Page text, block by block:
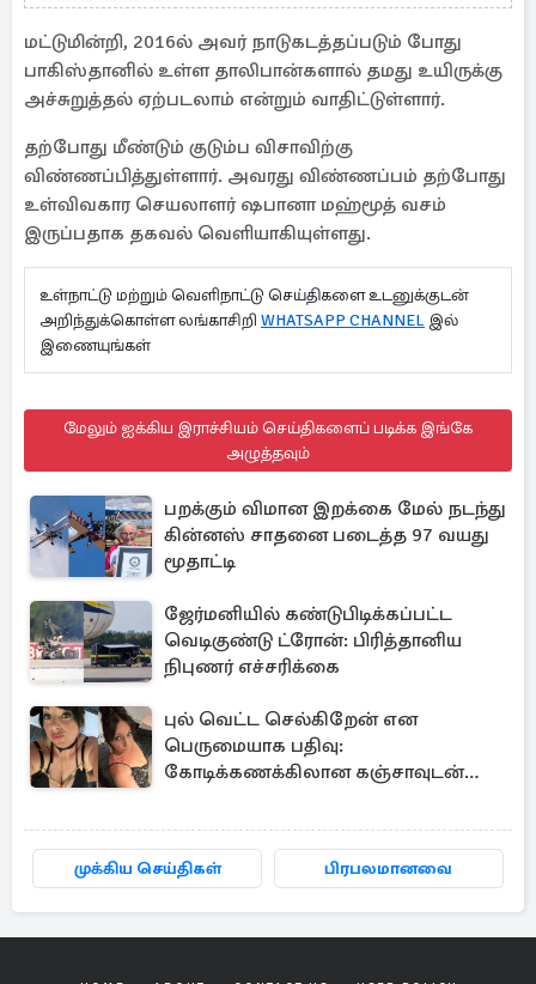
மட்டுமின்றி, 2016ல் அவர் நாடுகடத்தப்படும் போது
பாகிஸ்தானில் உள்ள தாலிபான்களால் தமது உயிருக்கு
அச்சுறுத்தல் ஏற்படலாம் என்றும் வாதிட்டுள்ளார்.
தற்போது மீண்டும் குடும்ப விசாவிற்கு
விண்ணப்பித்துள்ளார். அவரது விண்ணப்பம் தற்போது
உள்விவகார செயலாளர் ஷபானா மஹ்மூத் வசம்
இருப்பதாக தகவல் வெளியாகியுள்ளது.
உள்நாட்டு மற்றும் வெளிநாட்டு செய்திகளை உடனுக்குடன்
அறிந்துக்கொள்ள லங்காசிறி WHATSAPP CHANNEL இல்
இணையுங்கள்
மேலும் ஐக்கிய இராச்சியம் செய்திகளைப் படிக்க இங்கே
அழுத்தவும்
பறக்கும் விமான இறக்கை மேல் நடந்து
கின்னஸ் சாதனை படைத்த 97 வயது
மூதாட்டி
ஜேர்மனியில் கண்டுபிடிக்கப்பட்ட
வெடிகுண்டு ட்ரோன்: பிரித்தானிய
நிபுணர் எச்சரிக்கை
புல் வெட்ட செல்கிறேன் என
பெருமையாக பதிவு:
கோடிக்கணக்கிலான கஞ்சாவுடன்
முக்கிய செய்திகள் பிரபலமானவை